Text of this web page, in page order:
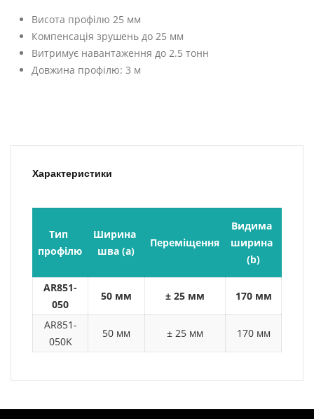
Висота профілю 25 мм
Компенсація зрушень до 25 мм
Витримує навантаження до 2.5 тонн
Довжина профілю: 3 м
Характеристики
Тип
профілю
Ширина
шва (a)
Переміщення
Видима
ширина
(b)
AR851-
050
50 мм ± 25 мм 170 мм
AR851-
050K
50 мм ± 25 мм 170 мм